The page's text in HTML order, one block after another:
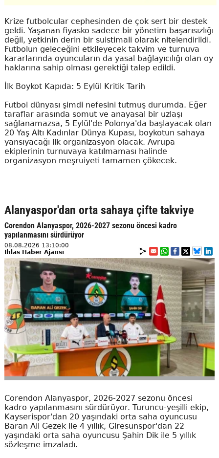
Krize futbolcular cephesinden de çok sert bir destek
geldi. Yaşanan fiyasko sadece bir yönetim başarısızlığı
değil, yetkinin derin bir suistimali olarak nitelendirildi.
Futbolun geleceğini etkileyecek takvim ve turnuva
kararlarında oyuncuların da yasal bağlayıcılığı olan oy
haklarına sahip olması gerektiği talep edildi.
İlk Boykot Kapıda: 5 Eylül Kritik Tarih
Futbol dünyası şimdi nefesini tutmuş durumda. Eğer
taraflar arasında somut ve anayasal bir uzlaşı
sağlanamazsa, 5 Eylül'de Polonya'da başlayacak olan
20 Yaş Altı Kadınlar Dünya Kupası, boykotun sahaya
yansıyacağı ilk organizasyon olacak. Avrupa
ekiplerinin turnuvaya katılmaması halinde
organizasyon meşruiyeti tamamen çökecek.
Alanyaspor'dan orta sahaya çifte takviye
Corendon Alanyaspor, 2026-2027 sezonu öncesi kadro
yapılanmasını sürdürüyor
08.08.2026 13:10:00
İhlas Haber Ajansı
Corendon Alanyaspor, 2026-2027 sezonu öncesi
kadro yapılanmasını sürdürüyor. Turuncu-yeşilli ekip,
Kayserispor'dan 20 yaşındaki orta saha oyuncusu
Baran Ali Gezek ile 4 yıllık, Giresunspor'dan 22
yaşındaki orta saha oyuncusu Şahin Dik ile 5 yıllık
sözleşme imzaladı.